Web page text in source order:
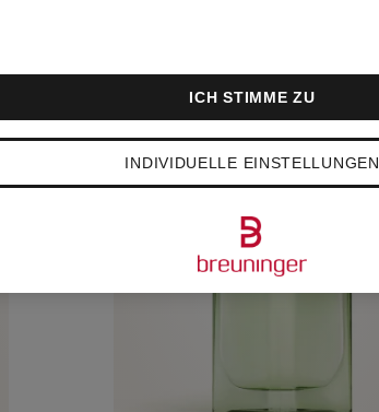
INDIVIDUELLE EINSTELLUNGEN
ICH STIMME ZU